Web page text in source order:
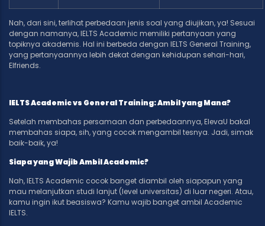
Nah, dari sini, terlihat perbedaan jenis soal yang diujikan, ya! Sesuai
dengan namanya, IELTS Academic memiliki pertanyaan yang
topiknya akademis. Hal ini berbeda dengan IELTS General Training,
yang pertanyaannya lebih dekat dengan kehidupan sehari-hari,
Elfriends.
IELTS Academic vs General Training: Ambil yang Mana?
Setelah membahas persamaan dan perbedaannya, ElevaU bakal
membahas siapa, sih, yang cocok mengambil tesnya. Jadi, simak
baik-baik, ya!
Siapa yang Wajib Ambil Academic?
Nah, IELTS Academic cocok banget diambil oleh siapapun yang
mau melanjutkan studi lanjut (level universitas) di luar negeri. Atau,
kamu ingin ikut beasiswa? Kamu wajib banget ambil Academic
IELTS.